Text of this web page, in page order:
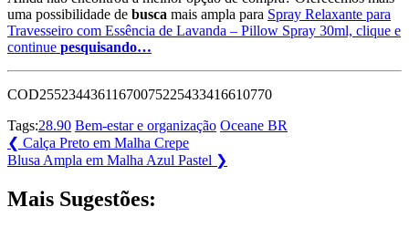
uma possibilidade de busca mais ampla para Spray Relaxante para
Travesseiro com Essência de Lavanda – Pillow Spray 30ml, clique e
continue pesquisando…
COD25523443611670075225433416610770
Tags:28.90 Bem-estar e organização Oceane BR
Navegação
de
Post
❮ Previous
Post:
Calça Preto em Malha Crepe
Next
Blusa Ampla em Malha Azul Pastel ❯
Mais Sugestões: